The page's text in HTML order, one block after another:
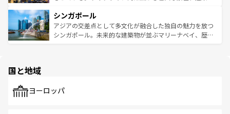
参照してほしい。
激する。気候は一年中温暖で、どの季節にも異なる楽しみ
が待っている。親しみやすいタイの人々、仏教を中心とし
た文化、そして多様な観光資源が、訪れる旅人を魅了し続
み、どこを訪れても感動するはず。観光スポットが密集し
ており、効率よく見どころを回れるのも魅力。息をのむよ
うな絶景から文化的な体験まで、香港を存分に楽しみ尽く
シンガポール
アジアの交差点として多文化が融合した独自の魅力を放つ
シンガポール。未来的な建築物が並ぶマリーナベイ、歴史
で、ホーカーズは地元の風情を楽しめる外せないスポット
国と地域
ヨーロッパ